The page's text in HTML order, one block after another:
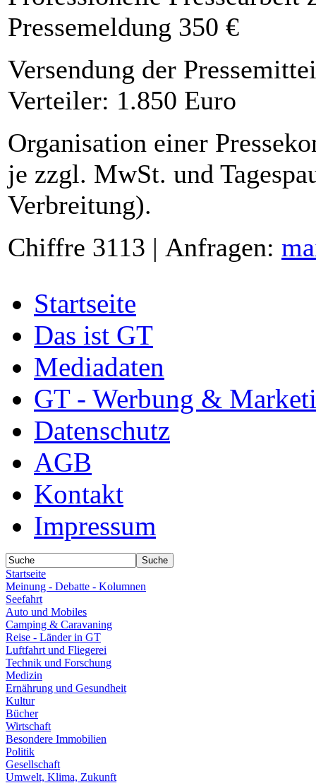
Pressemeldung 350 €
Versendung der
Verteiler: 1.850 Euro
Organisation einer
je zzgl. MwSt. und
Verbreitung).
Chiffre 3113 | Anfragen:
Startseite
Das ist GT
Mediadaten
GT - Werbung &
Datenschutz
AGB
Kontakt
Impressum
Startseite
Meinung - Debatte - Kolumnen
Seefahrt
Auto und Mobiles
Camping & Caravaning
Reise - Länder in GT
Luftfahrt und Fliegerei
Technik und Forschung
Medizin
Ernährung und Gesundheit
Kultur
Bücher
Wirtschaft
Besondere Immobilien
Politik
Gesellschaft
Umwelt, Klima, Zukunft